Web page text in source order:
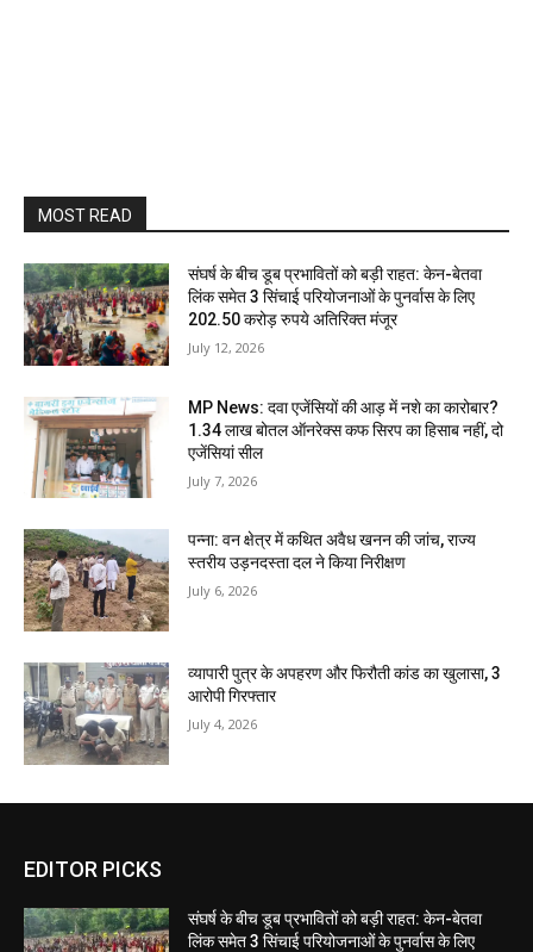
MOST READ
संघर्ष के बीच डूब प्रभावितों को बड़ी राहत: केन-बेतवा
लिंक समेत 3 सिंचाई परियोजनाओं के पुनर्वास के लिए
202.50 करोड़ रुपये अतिरिक्त मंजूर
July 12, 2026
MP News: दवा एजेंसियों की आड़ में नशे का कारोबार?
1.34 लाख बोतल ऑनरेक्स कफ सिरप का हिसाब नहीं, दो
एजेंसियां सील
July 7, 2026
पन्ना: वन क्षेत्र में कथित अवैध खनन की जांच, राज्य
स्तरीय उड़नदस्ता दल ने किया निरीक्षण
July 6, 2026
व्यापारी पुत्र के अपहरण और फिरौती कांड का खुलासा, 3
आरोपी गिरफ्तार
July 4, 2026
EDITOR PICKS
संघर्ष के बीच डूब प्रभावितों को बड़ी राहत: केन-बेतवा
लिंक समेत 3 सिंचाई परियोजनाओं के पुनर्वास के लिए